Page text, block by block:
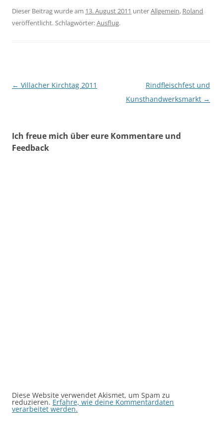
Dieser Beitrag wurde am 13. August 2011 unterAllgemein, Roland
veröffentlicht. Schlagwörter:Ausflug.
Beitragsnavigation
← Villacher Kirchtag 2011
Rindfleischfest und
Kunsthandwerksmarkt →
Ich freue mich über eure Kommentare und
Feedback
Diese Website verwendet Akismet, um Spam zu
reduzieren. Erfahre, wie deine Kommentardaten
verarbeitet werden.